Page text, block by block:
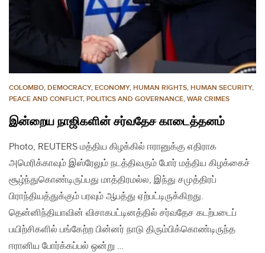
COLOMBO, DEMOCRACY, ECONOMY, HUMAN RIGHTS, HUMAN SECURITY,
PEACE AND CONFLICT, POLITICS AND GOVERNANCE, WAR CRIMES
இன்றைய நாஜிகளின் சர்வதேச காடைத்தனம்
Photo, REUTERS மத்திய கிழக்கில் ஈரானுக்கு எதிராக
அமெரிக்காவும் இஸ்ரேலும் நடத்திவரும் போர் மத்திய கிழக்கைச்
சூழ்ந்துகொண்டிருப்பது மாத்திரமல்ல, இந்து சமுத்திரப்
பிராந்தியத்துக்கும் பரவும் ஆபத்து ஏற்பட்டிருக்கிறது.
தென்னிந்தியாவின் விசாகபட்டினத்தில் சர்வதேச கடற்படைப்
பயிற்சிகளில் பங்கேற்ற பின்னர் நாடு திரும்பிக்கொண்டிருந்த
ஈரானிய போர்க்கப்பல் ஒன்று …